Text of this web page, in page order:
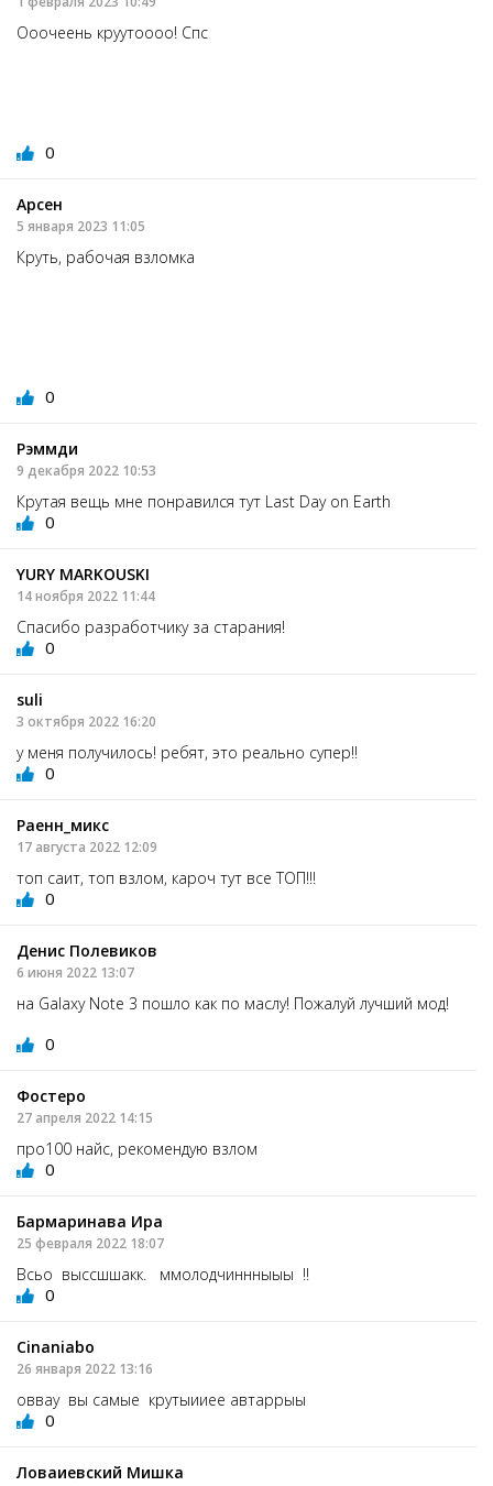
Ооочеень круутоооо! Спс
0
Арсен
5 января 2023 11:05
Круть, рабочая взломка
0
Рэммди
9 декабря 2022 10:53
Крутая вещь мне понравился тут Last Day on Earth
0
YURY MARKOUSKI
14 ноября 2022 11:44
Спасибо разработчику за старания!
0
suli
3 октября 2022 16:20
у меня получилось! ребят, это реально супер!!
0
Раенн_микс
17 августа 2022 12:09
топ саит, топ взлом, кароч тут все ТОП!!!
0
Денис Полевиков
6 июня 2022 13:07
на Galaxy Note 3 пошло как по маслу! Пожалуй лучший мод!
0
Фостеро
27 апреля 2022 14:15
про100 найс, рекомендую взлом
0
Бармаринава Ира
25 февраля 2022 18:07
Всьо выссшшакк. ммолодчиннныыы !!
0
Cinaniabо
26 января 2022 13:16
оввау вы самые крутыииее автаррыы
0
Ловаиевский Мишка